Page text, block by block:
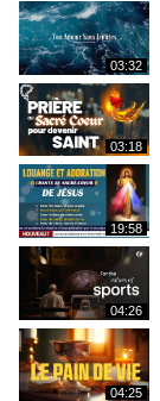
03:32
03:18
19:58
04:26
04:25